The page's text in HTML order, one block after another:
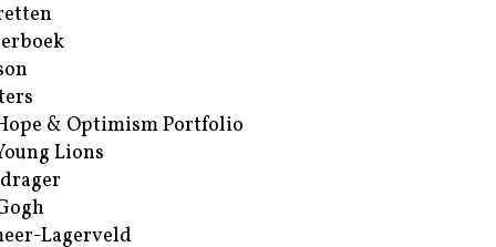
& Optimism Portfolio
Lions
Lagerveld